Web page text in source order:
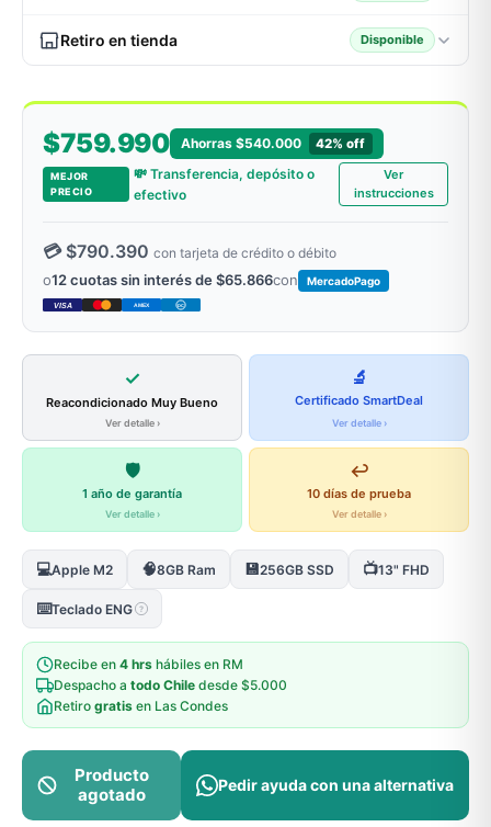
Retiro en tienda Disponible
$759.990 Ahorras $540.000 42% off
MEJOR
PRECIO
💸 Transferencia, depósito o
efectivo
Ver
instrucciones
💳 $790.390 con tarjeta de crédito o débito
o12 cuotas sin interés de $65.866con MercadoPago
VISA AMEX DC
✓
Reacondicionado Muy Bueno
Ver detalle ›
🔬
Certificado SmartDeal
Ver detalle ›
🛡️
1 año de garantía
Ver detalle ›
↩️
10 días de prueba
Ver detalle ›
💻Apple M2 🧠8GB Ram 💾256GB SSD 📺13" FHD
⌨️Teclado ENG ?
Recibe en 4 hrs hábiles en RM
Despacho a todo Chile desde $5.000
Retiro gratis en Las Condes
Producto
agotado
Pedir ayuda con una alternativa